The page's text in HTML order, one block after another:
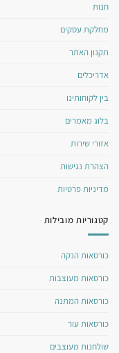
חנות
מחלקת עסקים
תקנון האתר
אדריכלים
בין לקוחותינו
בלוג מאמרים
אזורי שירות
הצהרת נגישות
מדיניות פרטיות
קטגוריות מובילות
כורסאות הנקה
כורסאות מעוצבות
כורסאות המתנה
כורסאות עור
שולחנות מעוצבים